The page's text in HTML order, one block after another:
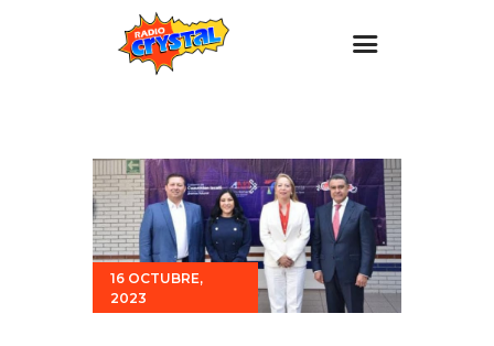
Estaciones
Eventos
Promociones
Noticias
16 OCTUBRE,
2023